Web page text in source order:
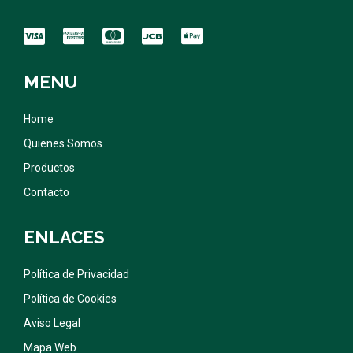
MENU
Home
Quienes Somos
Productos
Contacto
ENLACES
Política de Privacidad
Política de Cookies
Aviso Legal
Mapa Web